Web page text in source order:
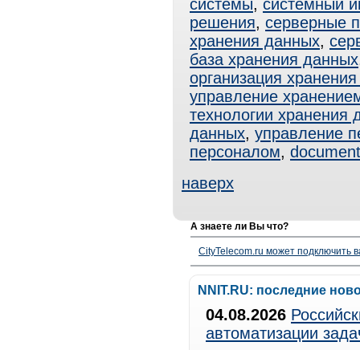
системы, системный
решения, серверные
хранения данных,
база хранения данных
организация
управление
технологии хранения
данных, управление
персоналом,
наверх
А знаете ли Вы что?
CityTelecom.ru может подключить
NNIT.RU: последние
04.08.2026
автоматизации